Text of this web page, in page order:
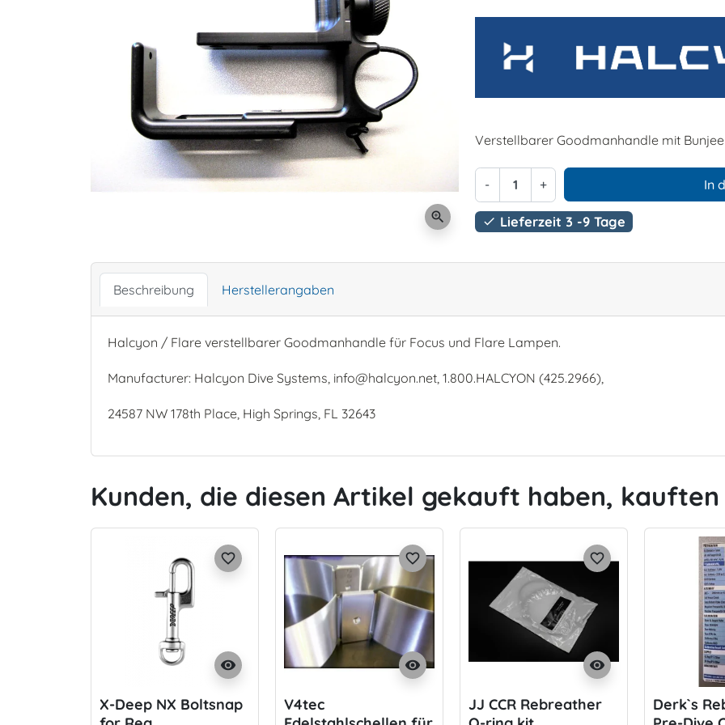
zoom_in
Verstellbarer Goodmanhandle mit
- + In
 Lieferzeit 3 -9 Tage
Beschreibung Herstellerangaben
Halcyon / Flare verstellbarer Goodmanhandle für Focus und Flare Lampen.
Manufacturer: Halcyon Dive Systems, info@halcyon.net, 1.800.HALCYON (425.2966),
24587 NW 178th Place, High Springs, FL 32643
Kunden, die diesen Artikel gekauft haben, kauften
visibility
favorite_border
X-Deep NX Boltsnap
visibility
favorite_border
V4tec
visibility
favorite_border
JJ CCR Rebreather
Derk`s